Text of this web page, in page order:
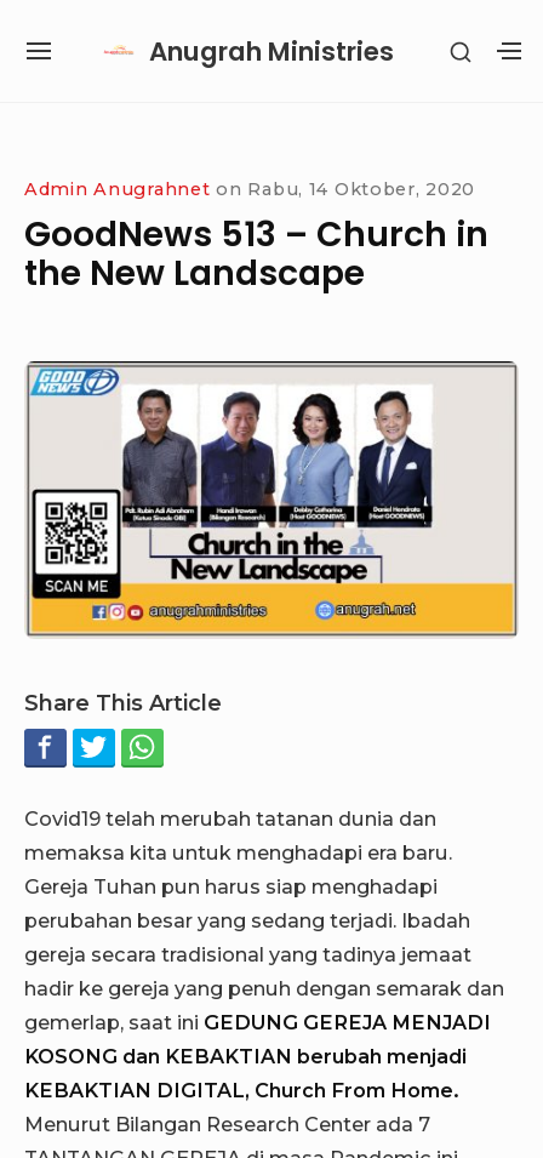
Anugrah Ministries
SITE
SHOW
Admin Anugrahnet on Rabu, 14 Oktober, 2020
GoodNews 513 – Church in
the New Landscape
Share This Article
Covid19 telah merubah tatanan dunia dan
memaksa kita untuk menghadapi era baru.
Gereja Tuhan pun harus siap menghadapi
perubahan besar yang sedang terjadi. Ibadah
gereja secara tradisional yang tadinya jemaat
hadir ke gereja yang penuh dengan semarak dan
gemerlap, saat ini GEDUNG GEREJA MENJADI
KOSONG dan KEBAKTIAN berubah menjadi
KEBAKTIAN DIGITAL, Church From Home.
Menurut Bilangan Research Center ada 7